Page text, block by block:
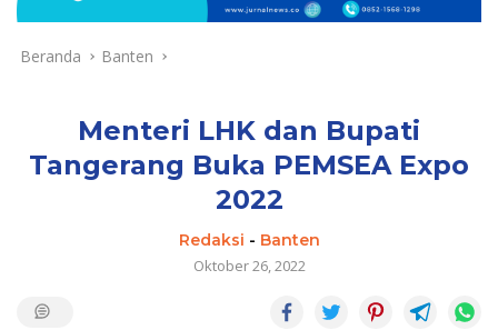
Beranda Banten
Menteri LHK dan Bupati
Tangerang Buka PEMSEA Expo
2022
Redaksi - Banten
Oktober 26, 2022